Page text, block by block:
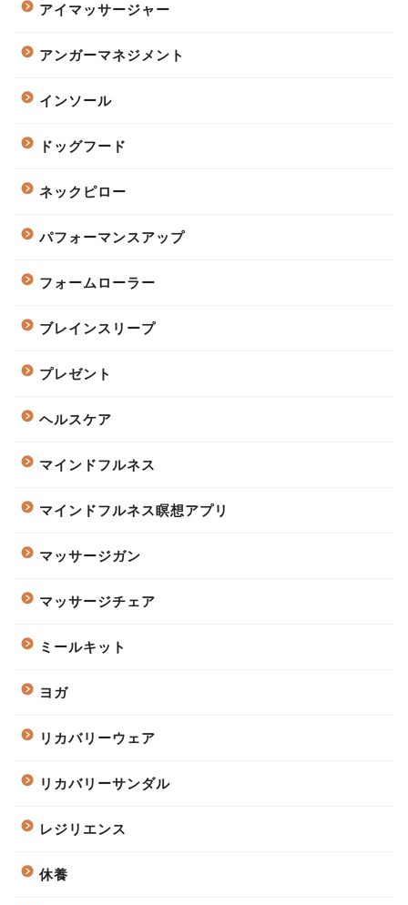
アイマッサージャー
アンガーマネジメント
インソール
ドッグフード
ネックピロー
パフォーマンスアップ
フォームローラー
ブレインスリープ
プレゼント
ヘルスケア
マインドフルネス
マインドフルネス瞑想アプリ
マッサージガン
マッサージチェア
ミールキット
ヨガ
リカバリーウェア
リカバリーサンダル
レジリエンス
休養